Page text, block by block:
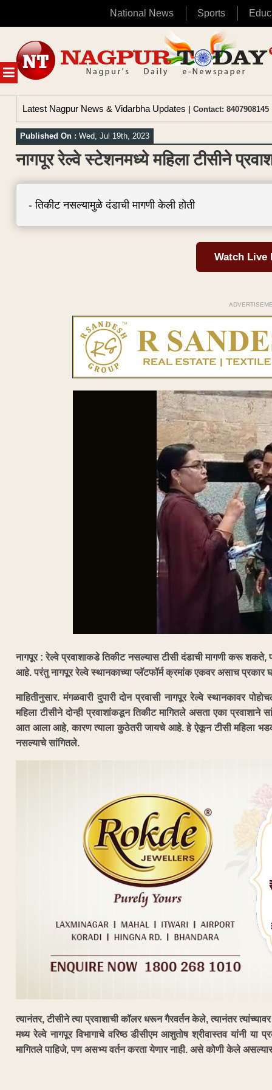
National News Sports
MENU
content
Latest Nagpur News & Vidarbha Updates | Contact: 8407908145
Published On : Wed, Jul 19th, 2023
नागपूर रेल्वे स्टेशनमध्ये महिला टीसीने
- तिकीट नसल्यामुळे दंडाची मागणी केली होती
Watch Live
नागपूर : रेल्वे प्रवाशाकडे तिकीट नसल्यास टीसी दंडाची मागणी करू
आहे. परंतु नागपूर रेल्वे स्थानकाच्या प्लॅटफॉर्म क्रमांक एकवर असाच प्रकार
माहितीनुसार. मंगळवारी दुपारी दोन प्रवासी नागपूर रेल्वे स्थानकावर
महिला टीसीने दोन्ही प्रवाशांकडून तिकीट मागितले असता एका प्रवाशाने
आत आला आहे, कारण त्याला कुठेतरी जायचे आहे. हे ऐकून टीसी महिला
नसल्याचे सांगितले.
त्यानंतर, टीसीने त्या प्रवाशाची कॉलर धरून गैरवर्तन केले, त्यानंतर
मध्य रेल्वे नागपूर विभागाचे वरिष्ठ डीसीएम आशुतोष श्रीवास्तव यांनी या
मागितले पाहिजे, पण असभ्य वर्तन करता येणार नाही. असे कोणी केले